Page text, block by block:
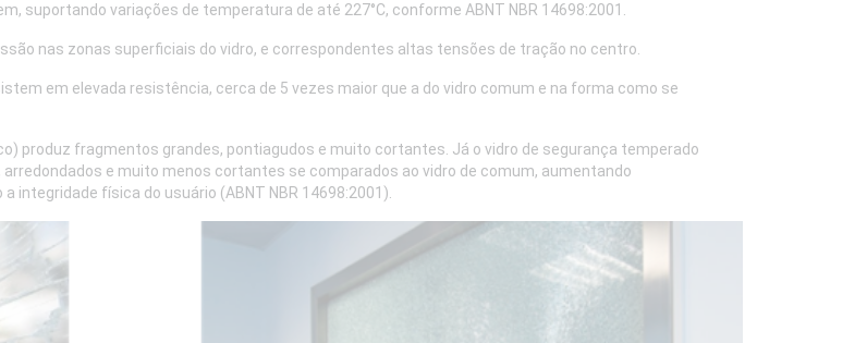
suportando variações de temperatura de até 227°C, conforme ABNT NBR 14698:2001.
nas zonas superficiais do vidro, e correspondentes altas tensões de tração no centro.
em elevada resistência, cerca de 5 vezes maior que a do vidro comum e na forma como se
produz fragmentos grandes, pontiagudos e muito cortantes. Já o vidro de segurança temperado
e muito menos cortantes se comparados ao vidro de comum, aumentando
física do usuário (ABNT NBR 14698:2001).